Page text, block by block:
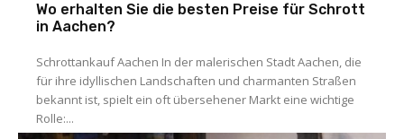
Wo erhalten Sie die besten Preise für Schrott
in Aachen?
Schrottankauf Aachen In der malerischen Stadt Aachen, die
für ihre idyllischen Landschaften und charmanten Straßen
bekannt ist, spielt ein oft übersehener Markt eine wichtige
Rolle:...